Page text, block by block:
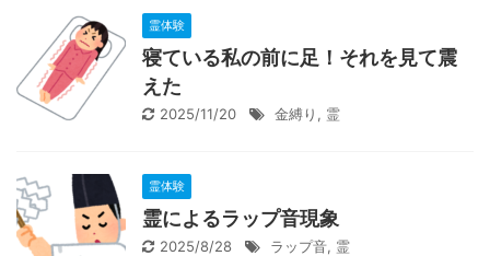
霊体験
寝ている私の前に足！それを見て震
えた
2025/11/20 金縛り , 霊
霊体験
霊によるラップ音現象
2025/8/28 ラップ音, 霊